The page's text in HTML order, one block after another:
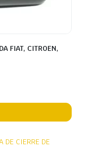
FIAT, CITROEN,
DE CIERRE DE